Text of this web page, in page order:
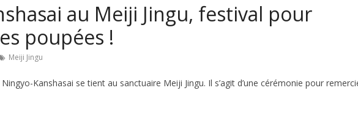
au Meiji Jingu, festival pour
poupées !
Meiji Jingu
Kanshasai se tient au sanctuaire Meiji Jingu. Il s’agit d’une cérémonie pour